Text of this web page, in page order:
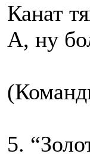
Канат
А, ну
5.